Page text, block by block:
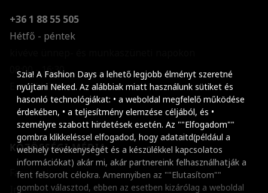
Szia! A Fashion Days a lehető legjobb élményt szeretné
nyújtani Neked. Az alábbiak miatt használunk sütiket és
hasonló technológiákat: • a weboldal megfelelő működése
érdekében, • a teljesítmény elemzése céljából, és •
személyre szabott hirdetések esetén. Az ""Elfogadom""
gombra klikkeléssel elfogadod, hogy adataitd(például a
webhely tevékenységét és a készülékkel kapcsolatos
információkat) akár mi, akár partnereink felhasználhatják a
fent felsorolt célokra. Amennyiben az ""Elutasítom""
gombot választod, ebben az esetben kizárólag a weboldal
+36 1 88 55 505
Hétfő - péntek
08:00 - 16:30
E-mail küldése
KÖZÖSSÉGI MÉDIA
Facebook
Instagram
Szöveg méretének
Szóköz növelése
Szóköz csökkentése
Sortávolság
Sortávolság